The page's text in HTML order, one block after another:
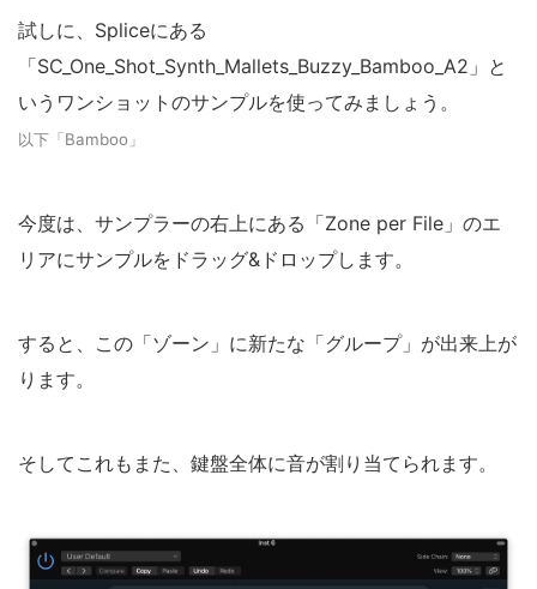
試しに、Spliceにある
「SC_One_Shot_Synth_Mallets_Buzzy_Bamboo_A2」と
いうワンショットのサンプルを使ってみましょう。
以下「Bamboo」
今度は、サンプラーの右上にある「Zone per File」のエ
リアにサンプルをドラッグ&ドロップします。
すると、この「ゾーン」に新たな「グループ」が出来上が
ります。
そしてこれもまた、鍵盤全体に音が割り当てられます。